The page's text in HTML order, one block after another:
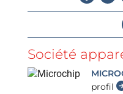
Société
profil